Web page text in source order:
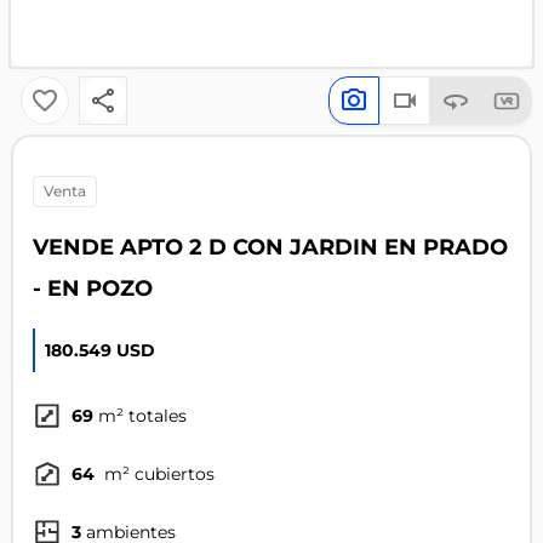
venta
VENDE APTO 2 D CON JARDIN EN PRADO
- EN POZO
180.549 USD
69 m² totales
64 m² cubiertos
3 ambientes